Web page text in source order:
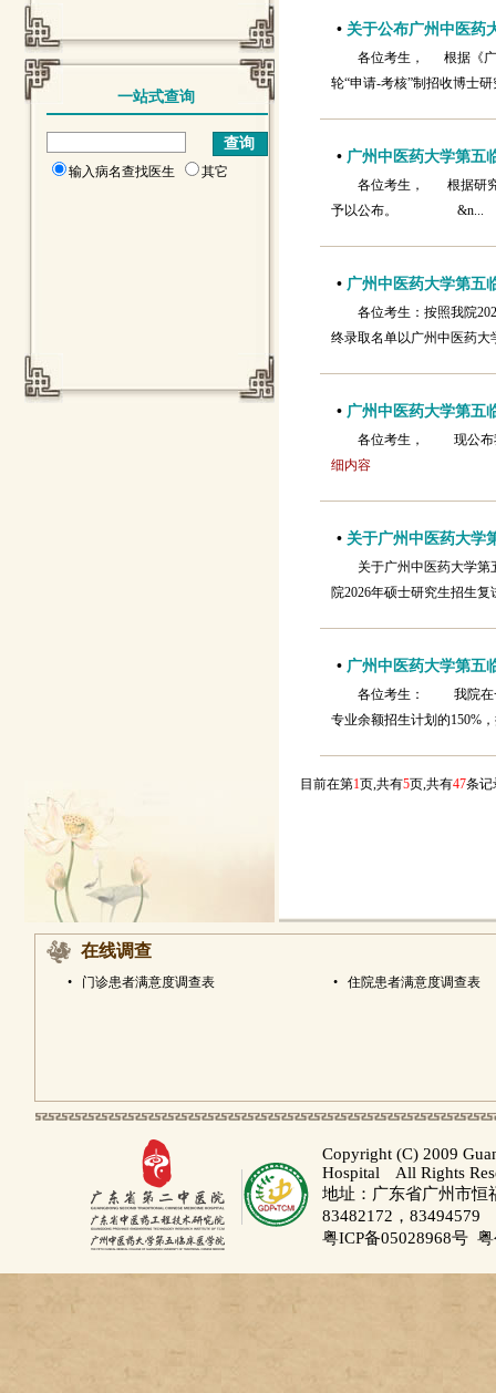
一站式查询
输入病名查找医生 其它
• 关于公布广州中医药
各位考生， 根据《广
轮“申请-考核”制招收博士
• 广州中医药大学第五
各位考生， 根据研究
予以公布。
• 广州中医药大学第五
各位考生：按照我院
终录取名单以广州中医药
• 广州中医药大学第五
各位考生， 现公
细内容
• 关于广州中医药大学
关于广州中医药大学
院2026年硕士研究生招生
• 广州中医药大学第五
各位考生： 我院在一
专业余额招生计划的150%
目前在第1页,共有5页,共有47条
在线调查
• 门诊患者满意度调查表 • 住院患者满意度调查表
Copyright (C) 2009
Hospital All Rights
地址：广东省广州市
83482172，83494579
粤ICP备05028968号